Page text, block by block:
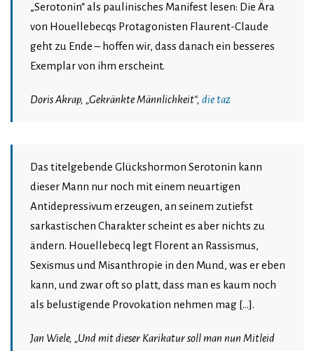
„Serotonin“ als paulinisches Manifest lesen: Die Ära
von Houellebecqs Protagonisten Flaurent-Claude
geht zu Ende – hoffen wir, dass danach ein besseres
Exemplar von ihm erscheint.
Doris Akrap, „Gekränkte Männlichkeit“, die taz
Das titelgebende Glückshormon Serotonin kann
dieser Mann nur noch mit einem neuartigen
Antidepressivum erzeugen, an seinem zutiefst
sarkastischen Charakter scheint es aber nichts zu
ändern. Houellebecq legt Florent an Rassismus,
Sexismus und Misanthropie in den Mund, was er eben
kann, und zwar oft so platt, dass man es kaum noch
als belustigende Provokation nehmen mag […].
Jan Wiele, „Und mit dieser Karikatur soll man nun Mitleid